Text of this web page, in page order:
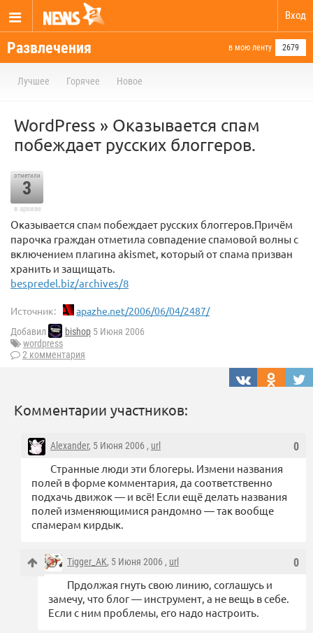
Вход
Развлечения в мою ленту 2679
Лучшее Горячее Новое
WordPress » Оказывается спам
побеждает русских блоггеров.
отметили
3
в архиве
Оказывается спам побеждает русских блоггеров.Причём
парочка граждан отметила совпадение спамовой волны с
включением плагина akismet, который от спама призван
хранить и защищать.
bespredel.biz/archives/8
Источник: apazhe.net/2006/06/04/2487/
Добавил bishop 5 Июня 2006
wordpress
2 комментария
Комментарии участников:
0
Alexander, 5 Июня 2006 , url
Странные люди эти блогеры. Измени названия
полей в форме комментария, да соответственно
подхачь движок — и всё! Если ещё делать названия
полей изменяющимися рандомно — так вообще
спамерам кирдык.
0
Tigger_AK, 5 Июня 2006 , url
Прдолжая гнуть свою линию, соглашусь и
замечу, что блог — инструмент, а не вещь в себе.
Если с ним проблемы, его надо настроить.